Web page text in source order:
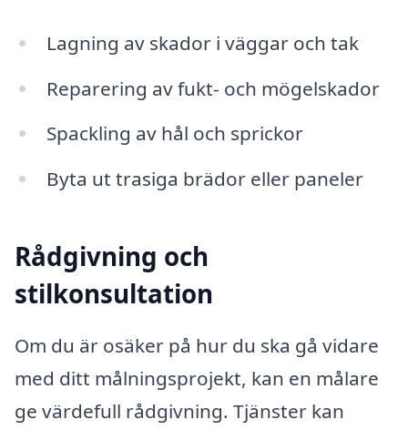
Lagning av skador i väggar och tak
Reparering av fukt- och mögelskador
Spackling av hål och sprickor
Byta ut trasiga brädor eller paneler
Rådgivning och
stilkonsultation
Om du är osäker på hur du ska gå vidare
med ditt målningsprojekt, kan en målare
ge värdefull rådgivning. Tjänster kan